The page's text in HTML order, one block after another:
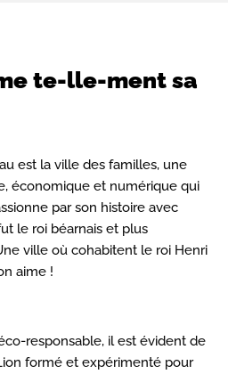
te-lle-ment sa
est la ville des familles, une
économique et numérique qui
par son histoire avec
le roi béarnais et plus
ville où cohabitent le roi Henri
aime !
responsable, il est évident de
formé et expérimenté pour